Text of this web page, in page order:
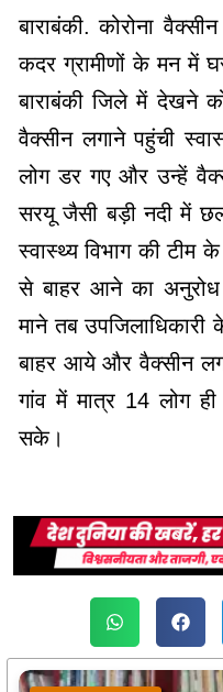
बाराबंकी. कोरोना
कदर ग्रामीणों के मन में
बाराबंकी जिले में देखने
वैक्सीन लगाने पहुंची
लोग डर गए और उन्हें
सरयू जैसी बड़ी नदी में
स्वास्थ्य विभाग की टीम
से बाहर आने का
माने तब
बाहर आये और वैक्सीन
गांव में मात्र 14 लोग
सके।